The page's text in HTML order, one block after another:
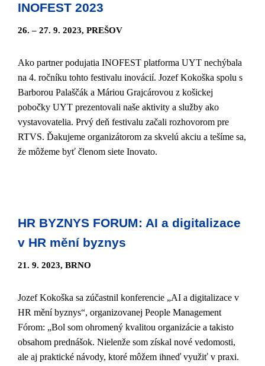
INOFEST 2023
26. – 27. 9. 2023, PREŠOV
Ako partner podujatia INOFEST platforma UYT nechýbala
na 4. ročníku tohto festivalu inovácií. Jozef Kokoška spolu s
Barborou Palaščák a Máriou Grajcárovou z košickej
pobočky UYT prezentovali naše aktivity a služby ako
vystavovatelia. Prvý deň festivalu začali rozhovorom pre
RTVS. Ďakujeme organizátorom za skvelú akciu a tešíme sa,
že môžeme byť členom siete Inovato.
HR BYZNYS FORUM: AI a digitalizace
v HR mění byznys
21. 9. 2023, BRNO
Jozef Kokoška sa zúčastnil konferencie „AI a digitalizace v
HR mění byznys“, organizovanej People Management
Fórom: „Bol som ohromený kvalitou organizácie a takisto
obsahom prednášok. Nielenže som získal nové vedomosti,
ale aj praktické návody, ktoré môžem ihneď využiť v praxi.